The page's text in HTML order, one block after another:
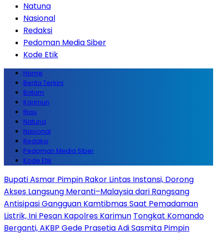
Natuna
Nasional
Redaksi
Pedoman Media Siber
Kode Etik
Home
Berita Terkini
Batam
Karimun
Riau
Natuna
Nasional
Redaksi
Pedoman Media Siber
Kode Etik
Bupati Asmar Pimpin Rakor Lintas Instansi, Dorong
Akses Langsung Meranti–Malaysia dari Rangsang
Antisipasi Gangguan Kamtibmas Saat Pemadaman
Listrik, Ini Pesan Kapolres Karimun Tongkat Komando
Berganti, AKBP Gede Prasetia Adi Sasmita Pimpin